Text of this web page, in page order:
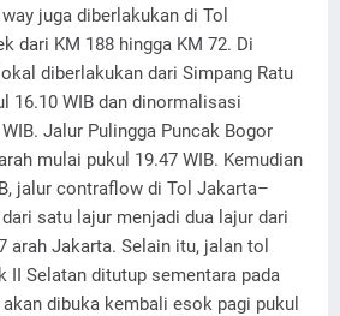
juga diberlakukan di Tol
dari KM 188 hingga KM 72. Di
diberlakukan dari Simpang Ratu
16.10 WIB dan dinormalisasi
Jalur Pulingga Puncak Bogor
mulai pukul 19.47 WIB. Kemudian
jalur contraflow di Tol Jakarta–
satu lajur menjadi dua lajur dari
arah Jakarta. Selain itu, jalan tol
II Selatan ditutup sementara pada
dibuka kembali esok pagi pukul